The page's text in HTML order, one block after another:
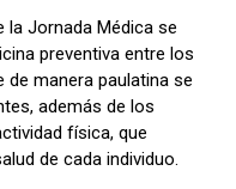
la Jornada Médica se
preventiva entre los
de manera paulatina se
además de los
física, que
de cada individuo.